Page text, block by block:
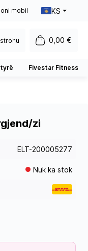
mobil KS
0,00 €
Fivestar Fitness
zi
ELT-200005277
Nuk ka stok